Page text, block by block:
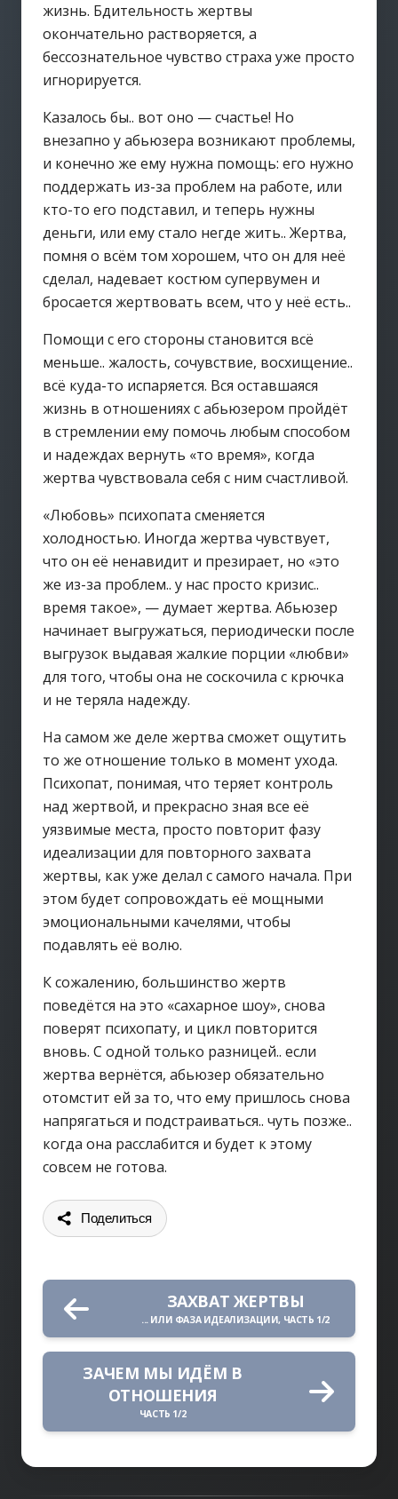
жизнь. Бдительность жертвы
окончательно растворяется, а
бессознательное чувство страха уже просто
игнорируется.
Казалось бы.. вот оно — счастье! Но
внезапно у абьюзера возникают проблемы,
и конечно же ему нужна помощь: его нужно
поддержать из-за проблем на работе, или
кто-то его подставил, и теперь нужны
деньги, или ему стало негде жить.. Жертва,
помня о всём том хорошем, что он для неё
сделал, надевает костюм супервумен и
бросается жертвовать всем, что у неё есть..
Помощи с его стороны становится всё
меньше.. жалость, сочувствие, восхищение..
всё куда-то испаряется. Вся оставшаяся
жизнь в отношениях с абьюзером пройдёт
в стремлении ему помочь любым способом
и надеждах вернуть «то время», когда
жертва чувствовала себя с ним счастливой.
«Любовь» психопата сменяется
холодностью. Иногда жертва чувствует,
что он её ненавидит и презирает, но «это
же из-за проблем.. у нас просто кризис..
время такое», — думает жертва. Абьюзер
начинает выгружаться, периодически после
выгрузок выдавая жалкие порции «любви»
для того, чтобы она не соскочила с крючка
и не теряла надежду.
На самом же деле жертва сможет ощутить
то же отношение только в момент ухода.
Психопат, понимая, что теряет контроль
над жертвой, и прекрасно зная все её
уязвимые места, просто повторит фазу
идеализации для повторного захвата
жертвы, как уже делал с самого начала. При
этом будет сопровождать её мощными
эмоциональными качелями, чтобы
подавлять её волю.
К сожалению, большинство жертв
поведётся на это «сахарное шоу», снова
поверят психопату, и цикл повторится
вновь. С одной только разницей.. если
жертва вернётся, абьюзер обязательно
отомстит ей за то, что ему пришлось снова
напрягаться и подстраиваться.. чуть позже..
когда она расслабится и будет к этому
совсем не готова.
Поделиться
ЗАХВАТ ЖЕРТВЫ
... ИЛИ ФАЗА ИДЕАЛИЗАЦИИ, ЧАСТЬ 1/2
ЗАЧЕМ МЫ ИДЁМ В
ОТНОШЕНИЯ
ЧАСТЬ 1/2